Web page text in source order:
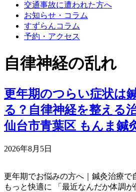
交通事故に遭われた方へ
お知らせ・コラム
すずらんコラム
予約・アクセス
自律神経の乱れ
更年期のつらい症状は
る？自律神経を整える
仙台市青葉区 もんま鍼
2026年8月5日
更年期でお悩みの方へ｜鍼灸治療で
もっと快適に 「最近なんだか体調